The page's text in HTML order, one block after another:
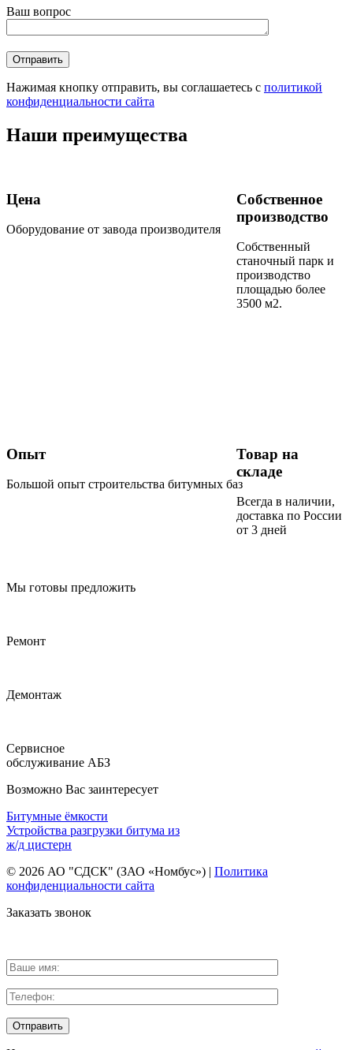
Ваш вопрос
Нажимая кнопку отправить, вы соглашаетесь с политикой
конфиденциальности сайта
Наши преимущества
Цена
Оборудование от завода производителя
Собственное
производство
Собственный
станочный парк и
производство
площадью более
3500 м2.
Опыт
Большой опыт строительства битумных баз
Товар на
складе
Всегда в наличии,
доставка по России
от 3 дней
Мы готовы предложить
Ремонт
Демонтаж
Сервисное
обслуживание АБЗ
Возможно Вас заинтересует
Битумные ёмкости
Устройства разгрузки битума из
ж/д цистерн
© 2026 АО "СДСК" (ЗАО «Номбус») | Политика
конфиденциальности сайта
Заказать звонок